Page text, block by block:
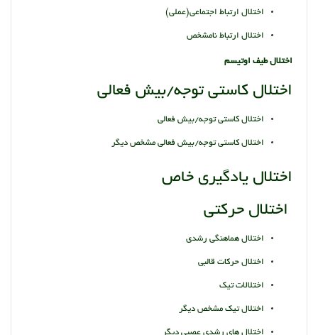
اختلال ارتباط اجتماعی(عملی)
اختلال ارتباط نامشخص
اختلال طیف اوتیسم
اختلال کاستی توجه/بیش فعالی
اختلال کاستی توجه/بیش فعالی
اختلال کاستی توجه/بیش فعالی مشخص دیگر
اختلال یادگیری خاص
اختلال حرکتی
اختلال هماهنگی رشدی
اختلال حرکات قالبی
اختلالات تیک
اختلال تیک مشخص دیگر
اختلال های رشدی عصبی دیگر